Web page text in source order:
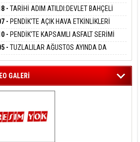
Kaynas
HAKKINDA FEZLEKE
İETT OTOBÜSÜNE ÇARPTI 3 KİŞİ
KAYBETTİ
- TARİHİ ADIM ATILDI:DEVLET BAHÇELİ
TÜRKİYE' ÇERÇEVE YASA TEKLİFİNİ
- PENDİK'TE AÇIK HAVA ETKİNLİKLERİ
SİNEMASIYLA BAŞLADI
- PENDİK'TE KAPSAMLI ASFALT SERİMİ
- TUZLALILAR AĞUSTOS AYINDA DA
DOYACAK
GALERİ